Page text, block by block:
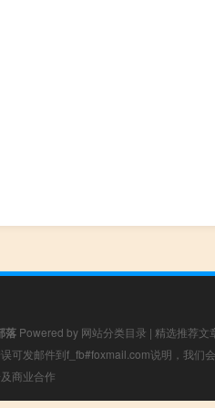
落 Powered by 网站分类目录 | 精选推荐文
可发邮件到f_fb#foxmail.com说明，我们
商业合作